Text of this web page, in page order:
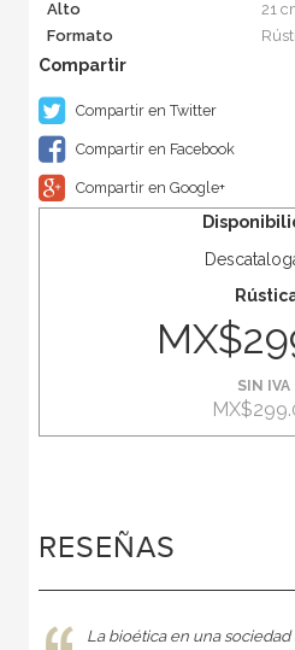
Alto
21
Formato
Compartir en Twitter
Compartir en Facebook
Compartir en Google+
SIN IVA
RESEÑAS
La bioética en una